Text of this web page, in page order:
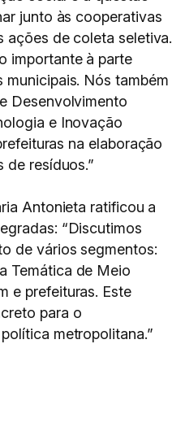
junto às cooperativas
ações de coleta seletiva.
importante à parte
Nós também
Desenvolvimento
e Inovação
na elaboração
de resíduos.”
Antonieta ratificou a
“Discutimos
de vários segmentos:
Temática de Meio
e prefeituras. Este
para o
metropolitana.”